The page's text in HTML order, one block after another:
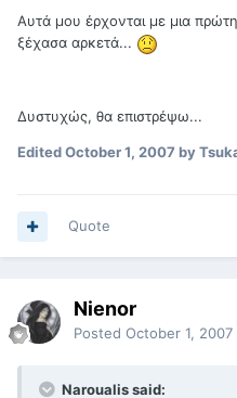
Αυτά μου έρχονται με μια
ξέχασα αρκετά...
Δυστυχώς, θα επιστρέψω...
EditedOctober 1, 2007 by
Quote
Nienor
Posted October 1, 2007
Naroualis said: